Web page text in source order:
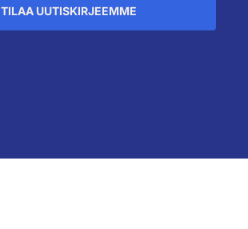
TILAA UUTISKIRJEEMME